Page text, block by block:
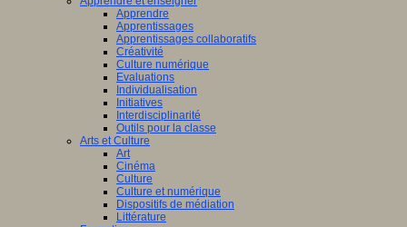
Apprendre
Apprentissages
Apprentissages collaboratifs
Créativité
Culture numérique
Evaluations
Individualisation
Initiatives
Interdisciplinarité
Outils pour la classe
Arts et Culture
Art
Cinéma
Culture
Culture et numérique
Dispositifs de médiation
Littérature